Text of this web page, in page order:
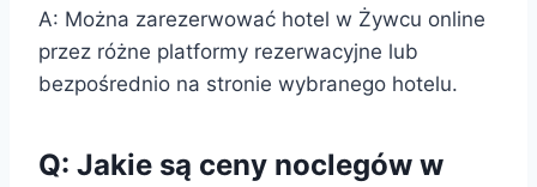
A: Można zarezerwować hotel w Żywcu online
przez różne platformy rezerwacyjne lub
bezpośrednio na stronie wybranego hotelu.
Q: Jakie są ceny noclegów w